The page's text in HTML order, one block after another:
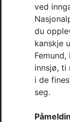
ved
du
kanskje
innsjø, ti
i de
seg.